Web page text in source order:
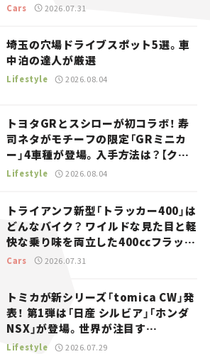
り。
Cars 2026.07.31
埼玉の穴場ドライブスポット5選。車
中泊の達人が厳選
Lifestyle 2026.08.04
トヨタGRとスシローが初コラボ！ 寿
司ネタがモチーフの限定「GRミニカ
ー」4車種が登場。入手方法は？【クル
マとホビー】
Lifestyle 2026.08.04
トライアンフ新型「トラッカー400」は
どんなバイク？ ワイルドな見た目と軽
快な乗り味を両立した400ccフラット
トラッカー【試乗レビュー】
Cars 2026.07.31
トミカが新シリーズ「tomica CW」発
表！ 第1弾は「日産 シルビア」「ホンダ
NSX」が登場。世界が注目す
る“JDM”に焦点【クルマとホビー】
Lifestyle 2026.07.29